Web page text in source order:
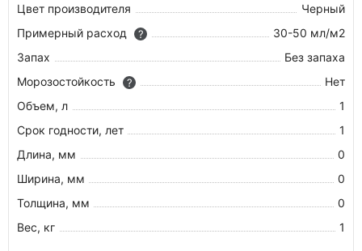
Цвет производителя
Черный
Примерный расход
?
30-50 мл/м2
Запах
Без запаха
Морозостойкость
?
Нет
Объем, л
1
Срок годности, лет
1
Длина, мм
0
Ширина, мм
0
Толщина, мм
0
Вес, кг
1